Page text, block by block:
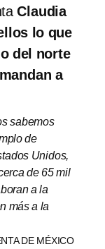
Claudia
lo que
del norte
a
sabemos
de
Unidos,
de 65 mil
a la
más a la
DE MÉXICO